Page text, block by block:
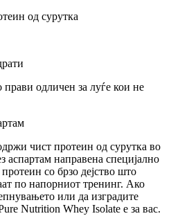
од сурутка
одличен за луѓе кои не
чист протеин од сурутка во
аспартам направена специјално
со брзо дејство што
по напорниот тренинг. Ако
или да изградите
Nutrition Whey Isolate е за вас.